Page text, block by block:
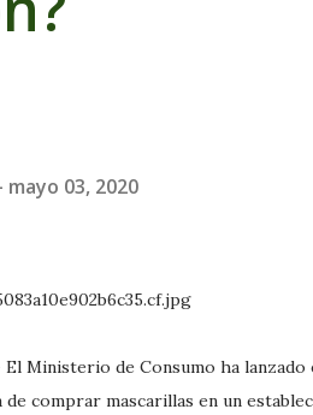
mayo 03, 2020
El Ministerio de Consumo ha
comprar mascarillas en un